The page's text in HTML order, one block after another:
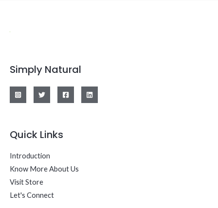
Simply Natural
Quick Links
Introduction
Know More About Us
Visit Store
Let's Connect